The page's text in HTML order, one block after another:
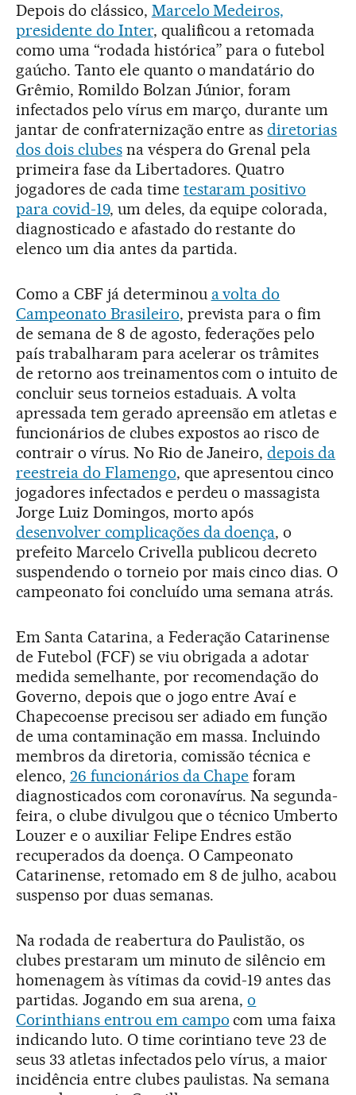
Depois do clássico, Marcelo Medeiros,
presidente do Inter, qualificou a retomada
como uma “rodada histórica” para o futebol
gaúcho. Tanto ele quanto o mandatário do
Grêmio, Romildo Bolzan Júnior, foram
infectados pelo vírus em março, durante um
jantar de confraternização entre asdiretorias
dos dois clubesna véspera do Grenal pela
primeira fase da Libertadores. Quatro
jogadores de cada time testaram positivo
para covid-19, um deles, da equipe colorada,
diagnosticado e afastado do restante do
elenco um dia antes da partida.
Como a CBF já determinou a volta do
Campeonato Brasileiro, prevista para o fim
de semana de 8 de agosto, federações pelo
país trabalharam para acelerar os trâmites
de retorno aos treinamentos com o intuito de
concluir seus torneios estaduais. A volta
apressada tem gerado apreensão em atletas e
funcionários de clubes expostos ao risco de
contrair o vírus. No Rio de Janeiro,depois da
reestreia do Flamengo, que apresentou cinco
jogadores infectados e perdeu o massagista
Jorge Luiz Domingos, morto após
desenvolver complicações da doença, o
prefeito Marcelo Crivella publicou decreto
suspendendo o torneio por mais cinco dias. O
campeonato foi concluído uma semana atrás.
Em Santa Catarina, a Federação Catarinense
de Futebol (FCF) se viu obrigada a adotar
medida semelhante, por recomendação do
Governo, depois que o jogo entre Avaí e
Chapecoense precisou ser adiado em função
de uma contaminação em massa. Incluindo
membros da diretoria, comissão técnica e
elenco, 26 funcionários da Chape foram
diagnosticados com coronavírus. Na segunda-
feira, o clube divulgou que o técnico Umberto
Louzer e o auxiliar Felipe Endres estão
recuperados da doença. O Campeonato
Catarinense, retomado em 8 de julho, acabou
suspenso por duas semanas.
Na rodada de reabertura do Paulistão, os
clubes prestaram um minuto de silêncio em
homenagem às vítimas da covid-19 antes das
partidas. Jogando em sua arena,o
Corinthians entrou em campo com uma faixa
indicando luto. O time corintiano teve 23 de
seus 33 atletas infectados pelo vírus, a maior
incidência entre clubes paulistas. Na semana